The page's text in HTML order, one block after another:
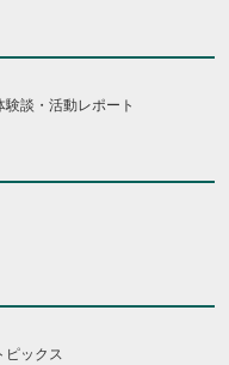
験談・活動レポート
ピックス